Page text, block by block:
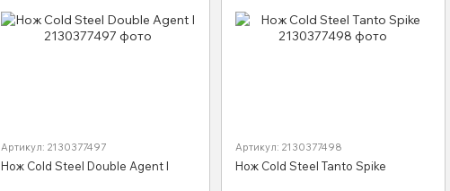
Артикул: 2130377497
Нож Cold Steel Double Agent I
Артикул: 2130377498
Нож Cold Steel Tanto Spike